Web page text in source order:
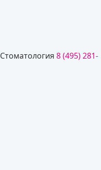
Стоматология 8 (495) 281-